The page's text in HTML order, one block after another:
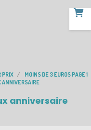
PRIX
MOINS DE 3 EUROS PAGE 1
ANNIVERSAIRE
anniversaire